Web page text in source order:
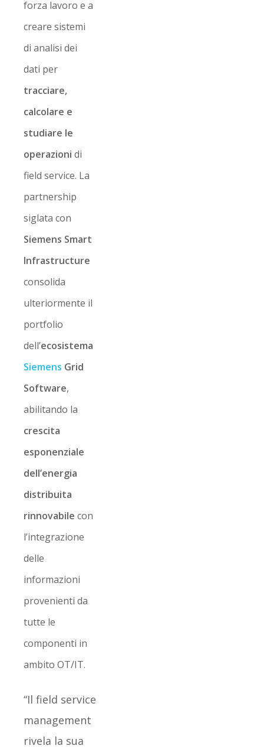
forza lavoro e a
creare sistemi
di analisi dei
dati per
tracciare,
calcolare e
studiare le
operazioni di
field service. La
partnership
siglata con
Siemens Smart
Infrastructure
consolida
ulteriormente il
portfolio
dell’ecosistema
Siemens Grid
Software,
abilitando la
crescita
esponenziale
dell’energia
distribuita
rinnovabile con
l’integrazione
delle
informazioni
provenienti da
tutte le
componenti in
ambito OT/IT.
“Il field service
management
rivela la sua